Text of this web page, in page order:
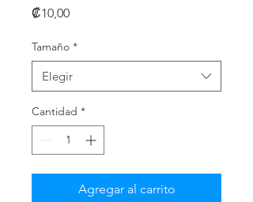
₡10,00Precio
Tamaño *
Elegir
Cantidad *
Agregar al carrito